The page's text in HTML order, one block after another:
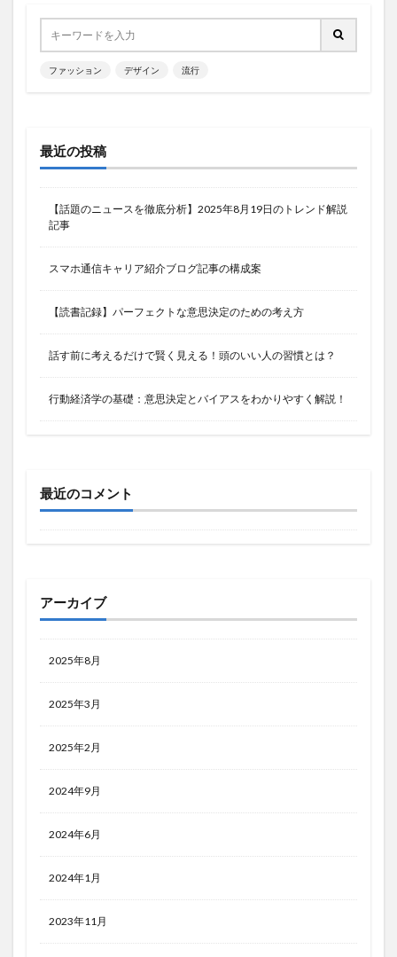
ファッション デザイン 流行
最近の投稿
【話題のニュースを徹底分析】2025年8月19日のトレンド解説
記事
スマホ通信キャリア紹介ブログ記事の構成案
【読書記録】パーフェクトな意思決定のための考え方
話す前に考えるだけで賢く見える！頭のいい人の習慣とは？
行動経済学の基礎：意思決定とバイアスをわかりやすく解説！
最近のコメント
アーカイブ
2025年8月
2025年3月
2025年2月
2024年9月
2024年6月
2024年1月
2023年11月